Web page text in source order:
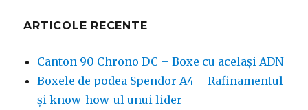
ARTICOLE RECENTE
Canton 90 Chrono DC – Boxe cu același ADN
Boxele de podea Spendor A4 – Rafinamentul
și know-how-ul unui lider